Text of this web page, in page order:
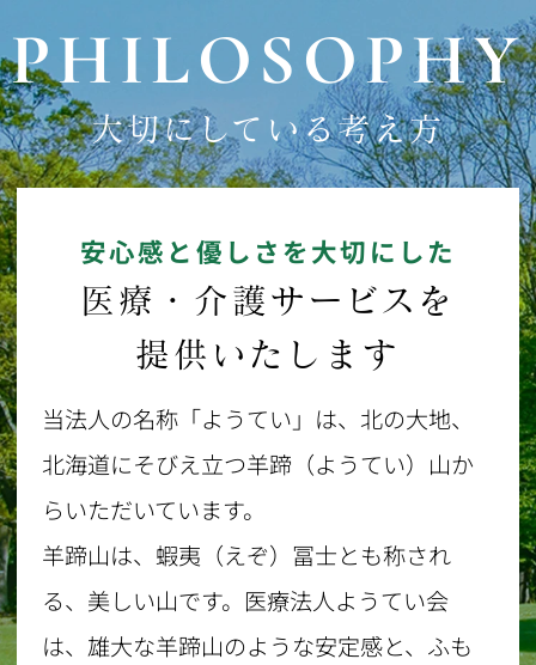
PHILOSOPHY
大切にしている考え方
安心感と優しさを大切にした
医療・介護サービスを
提供いたします
当法人の名称「ようてい」は、北の大地、
北海道にそびえ立つ羊蹄（ようてい）山か
らいただいています。
羊蹄山は、蝦夷（えぞ）冨士とも称され
る、美しい山です。医療法人ようてい会
は、雄大な羊蹄山のような安定感と、ふも